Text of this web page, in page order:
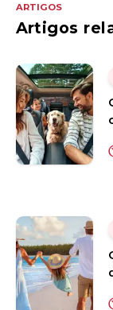
ARTIGOS
Artigos